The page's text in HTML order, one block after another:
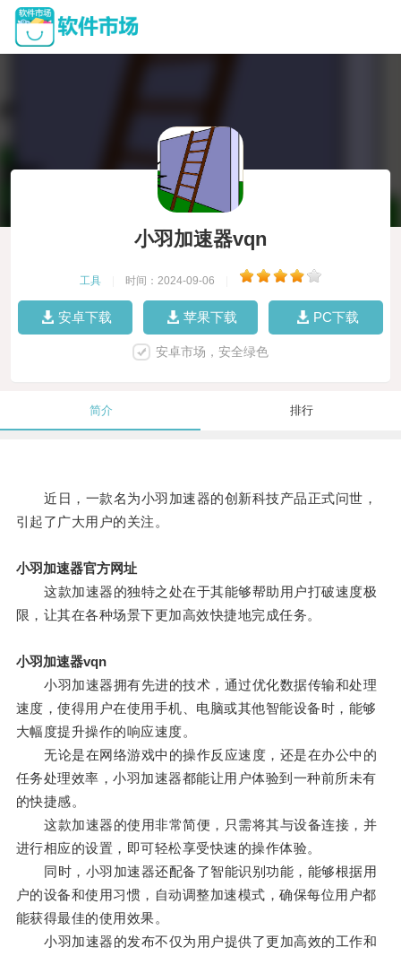
小羽加速器vqn
工具 时间：2024-09-06
安卓下载 苹果下载 PC下载
安卓市场，安全绿色
简介 排行
近日，一款名为小羽加速器的创新科技产品正式问世，
引起了广大用户的关注。
小羽加速器官方网址
这款加速器的独特之处在于其能够帮助用户打破速度极
限，让其在各种场景下更加高效快捷地完成任务。
小羽加速器vqn
小羽加速器拥有先进的技术，通过优化数据传输和处理
速度，使得用户在使用手机、电脑或其他智能设备时，能够
大幅度提升操作的响应速度。
无论是在网络游戏中的操作反应速度，还是在办公中的
任务处理效率，小羽加速器都能让用户体验到一种前所未有
的快捷感。
这款加速器的使用非常简便，只需将其与设备连接，并
进行相应的设置，即可轻松享受快速的操作体验。
同时，小羽加速器还配备了智能识别功能，能够根据用
户的设备和使用习惯，自动调整加速模式，确保每位用户都
能获得最佳的使用效果。
小羽加速器的发布不仅为用户提供了更加高效的工作和